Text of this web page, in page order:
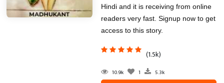
Hindi and it is receiving from online
readers very fast. Signup now to get
access to this story.
(1.5k)
10.9k 1 5.3k